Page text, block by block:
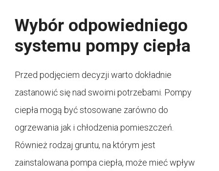
Wybór odpowiedniego
systemu pompy ciepła
Przed podjęciem decyzji warto dokładnie
zastanowić się nad swoimi potrzebami. Pompy
ciepła mogą być stosowane zarówno do
ogrzewania jak i chłodzenia pomieszczeń.
Również rodzaj gruntu, na którym jest
zainstalowana pompa ciepła, może mieć wpływ